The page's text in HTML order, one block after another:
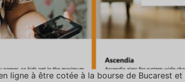
ligne à être cotée à la bourse de Bucarest